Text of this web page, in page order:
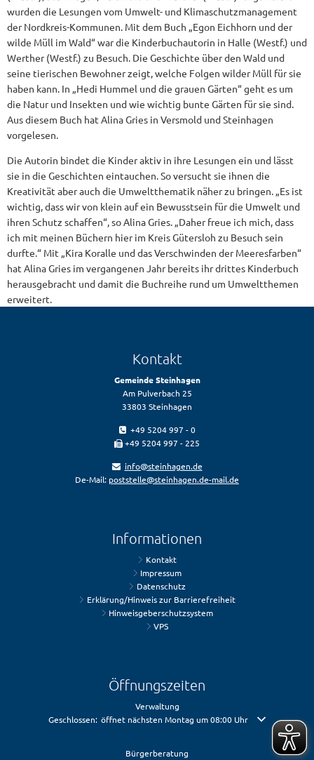
wurden die Lesungen vom Umwelt- und Klimaschutzmanagement
der Nordkreis-Kommunen. Mit dem Buch „Egon Eichhorn und der
wilde Müll im Wald“ war die Kinderbuchautorin in Halle (Westf.) und
Werther (Westf.) zu Besuch. Die Geschichte über den Wald und
seine tierischen Bewohner zeigt, welche Folgen wilder Müll für sie
haben kann. In „Hedi Hummel und die grauen Gärten“ geht es um
die Natur und Insekten und wie wichtig bunte Gärten für sie sind.
Aus diesem Buch hat Alina Gries in Versmold und Steinhagen
vorgelesen.
Die Autorin bindet die Kinder aktiv in ihre Lesungen ein und lässt
sie in die Geschichten eintauchen. So versucht sie ihnen die
Kreativität aber auch die Umweltthematik näher zu bringen. „Es ist
wichtig, dass wir von klein auf ein Bewusstsein für die Umwelt und
ihren Schutz schaffen“, so Alina Gries. „Daher freue ich mich, dass
ich mit meinen Büchern hier im Kreis Gütersloh zu Besuch sein
durfte.“ Mit „Kira Koralle und das Verschwinden der Meeresfarben“
hat Alina Gries im vergangenen Jahr bereits ihr drittes Kinderbuch
herausgebracht und damit die Buchreihe rund um Umweltthemen
erweitert.
Kontakt
Gemeinde Steinhagen
Am Pulverbach 25
33803 Steinhagen
+49 5204 997 - 0
+49 5204 997 - 225
info@steinhagen.de
De-Mail: poststelle@steinhagen.de-mail.de
Informationen
Kontakt
Impressum
Datenschutz
Erklärung/Hinweis zur Barrierefreiheit
Hinweisgeberschutzsystem
VPS
Öffnungszeiten
Verwaltung
Klicken, um weitere Öffnungs- oder Schließzeiten auszublenden
Geschlossen: öffnet nächsten Montag um 08:00 Uhr
Bürgerberatung